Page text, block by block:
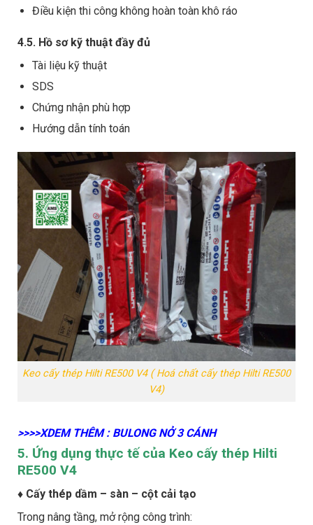
Điều kiện thi công không hoàn toàn khô ráo
4.5. Hồ sơ kỹ thuật đầy đủ
Tài liệu kỹ thuật
SDS
Chứng nhận phù hợp
Hướng dẫn tính toán
Keo cấy thép Hilti RE500 V4 ( Hoá chất cấy thép Hilti RE500
V4)
>>>>XDEM THÊM : BULONG NỞ 3 CÁNH
5. Ứng dụng thực tế của Keo cấy thép Hilti
RE500 V4
♦ Cấy thép dầm – sàn – cột cải tạo
Trong nâng tầng, mở rộng công trình: